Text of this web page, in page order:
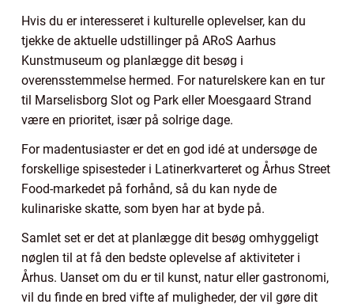
Hvis du er interesseret i kulturelle oplevelser, kan du
tjekke de aktuelle udstillinger på ARoS Aarhus
Kunstmuseum og planlægge dit besøg i
overensstemmelse hermed. For naturelskere kan en tur
til Marselisborg Slot og Park eller Moesgaard Strand
være en prioritet, især på solrige dage.
For madentusiaster er det en god idé at undersøge de
forskellige spisesteder i Latinerkvarteret og Århus Street
Food-markedet på forhånd, så du kan nyde de
kulinariske skatte, som byen har at byde på.
Samlet set er det at planlægge dit besøg omhyggeligt
nøglen til at få den bedste oplevelse af aktiviteter i
Århus. Uanset om du er til kunst, natur eller gastronomi,
vil du finde en bred vifte af muligheder, der vil gøre dit